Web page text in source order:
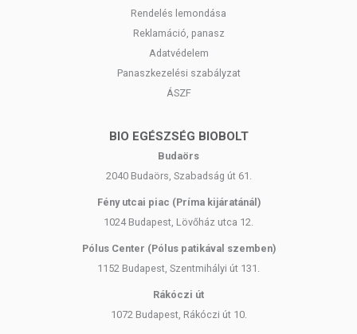
Rendelés lemondása
Reklamáció, panasz
Adatvédelem
Panaszkezelési szabályzat
ÁSZF
BIO EGÉSZSÉG BIOBOLT
Budaörs
2040 Budaörs, Szabadság út 61.
Fény utcai piac (Príma kijáratánál)
1024 Budapest, Lövőház utca 12.
Pólus Center (Pólus patikával szemben)
1152 Budapest, Szentmihályi út 131.
Rákóczi út
1072 Budapest, Rákóczi út 10.